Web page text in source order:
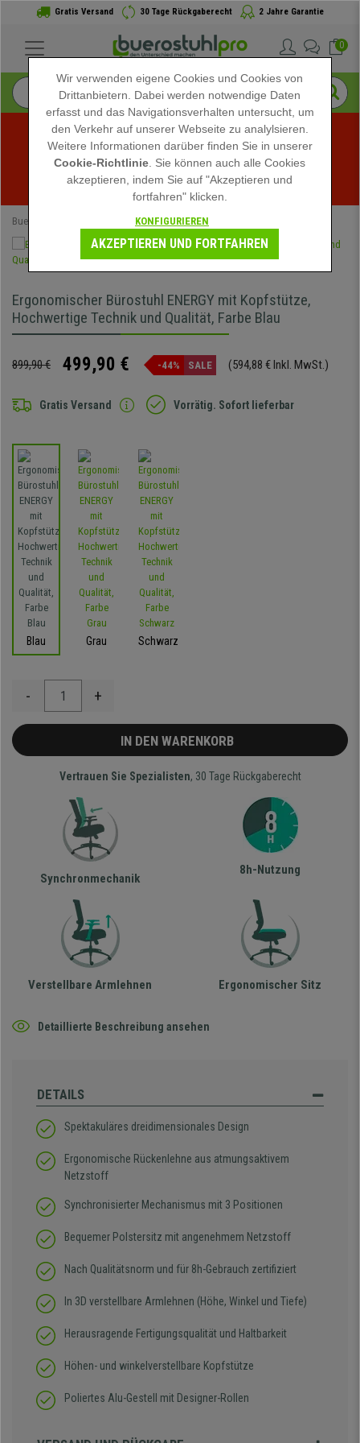
Gratis Versand 30 Tage Rückgaberecht 2 Jahre Garantie
0
Sommerschlussverkauf bei buerostuhlpro! Exklusive
Rabatte für kurze Zeit - Aktion ansehen -
Buerostuhlpro Ergonomische Bürostühle
Ergonomischer Bürostuhl ENERGY mit Kopfstütze,
Hochwertige Technik und Qualität, Farbe Blau
899,90 € 499,90 € -44% SALE (594,88 € Inkl. MwSt.)
Gratis Versand Vorrätig. Sofort lieferbar
Blau Grau Schwarz
- +
IN DEN WARENKORB
Vertrauen Sie Spezialisten, 30 Tage Rückgaberecht
Synchronmechanik
8h-Nutzung
Verstellbare Armlehnen Ergonomischer Sitz
Detaillierte Beschreibung ansehen
DETAILS
Spektakuläres dreidimensionales Design
Ergonomische Rückenlehne aus atmungsaktivem
Netzstoff
Synchronisierter Mechanismus mit 3 Positionen
Bequemer Polstersitz mit angenehmem Netzstoff
Nach Qualitätsnorm und für 8h-Gebrauch zertifiziert
In 3D verstellbare Armlehnen (Höhe, Winkel und Tiefe)
Herausragende Fertigungsqualität und Haltbarkeit
Höhen- und winkelverstellbare Kopfstütze
Poliertes Alu-Gestell mit Designer-Rollen
Wir verwenden eigene Cookies und Cookies von
Drittanbietern. Dabei werden notwendige Daten
erfasst und das Navigationsverhalten untersucht, um
den Verkehr auf unserer Webseite zu analylsieren.
Weitere Informationen darüber finden Sie in unserer
Cookie-Richtlinie . Sie können auch alle Cookies
akzeptieren, indem Sie auf "Akzeptieren und
fortfahren" klicken.
KONFIGURIEREN
AKZEPTIEREN UND FORTFAHREN